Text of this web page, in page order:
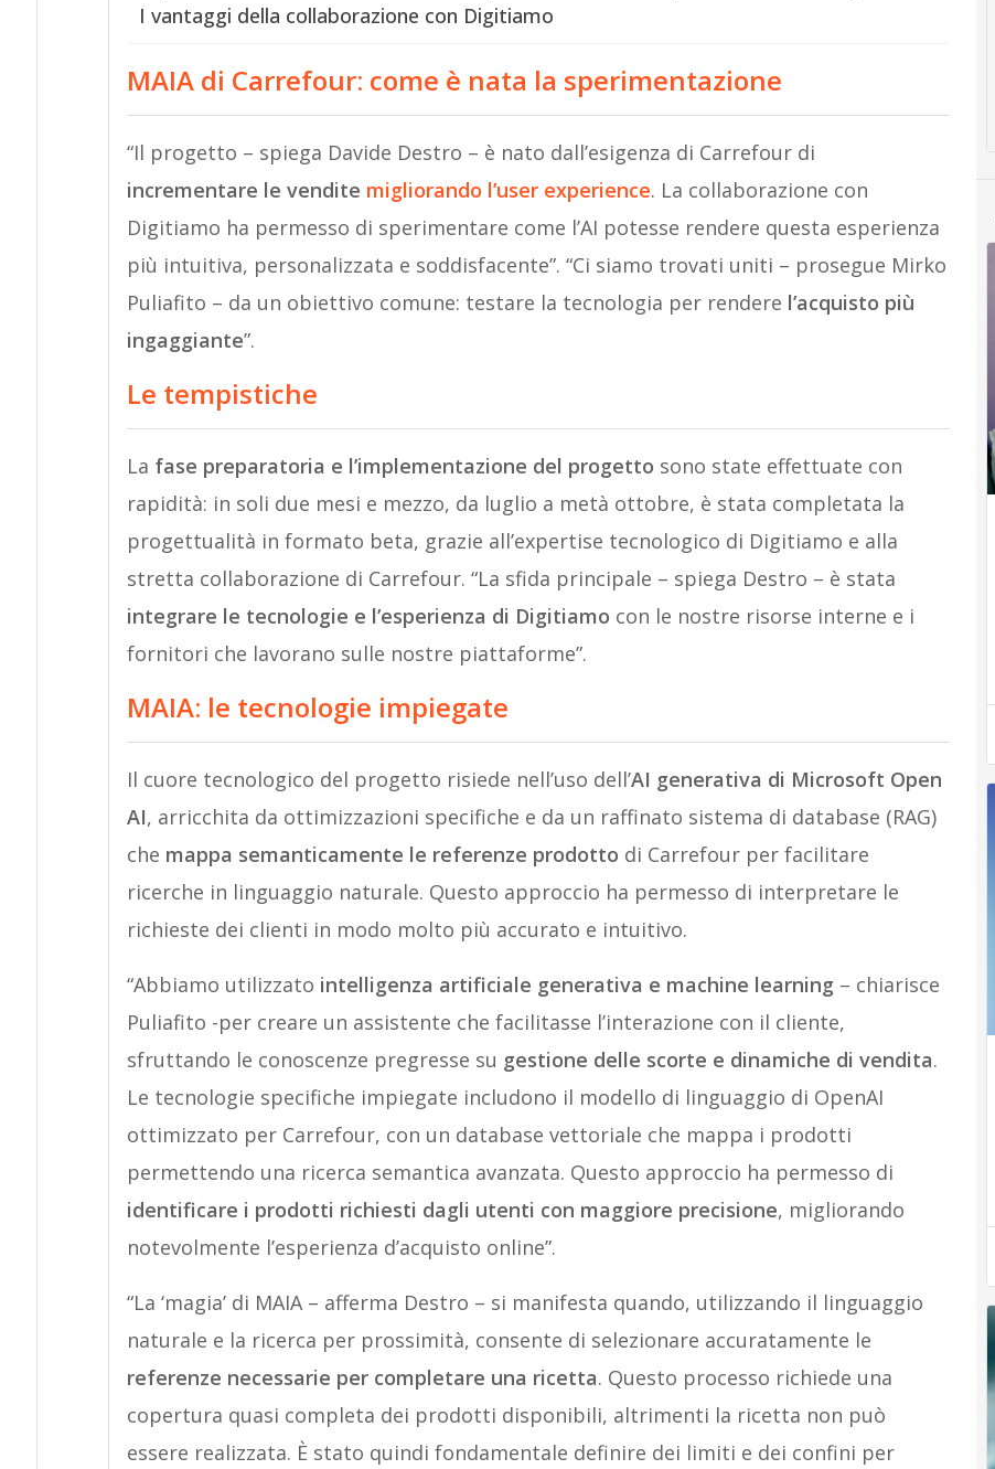
I vantaggi della collaborazione con Digitiamo
MAIA di Carrefour: come è nata la sperimentazione
“Il progetto – spiega Davide Destro – è nato dall’esigenza di Carrefour di
incrementare le vendite migliorando l’user experience. La collaborazione con
Digitiamo ha permesso di sperimentare come l’AI potesse rendere questa esperienza
più intuitiva, personalizzata e soddisfacente”. “Ci siamo trovati uniti – prosegue Mirko
Puliafito – da un obiettivo comune: testare la tecnologia per rendere l’acquisto più
ingaggiante”.
Le tempistiche
La fase preparatoria e l’implementazione del progetto sono state effettuate con
rapidità: in soli due mesi e mezzo, da luglio a metà ottobre, è stata completata la
progettualità in formato beta, grazie all’expertise tecnologico di Digitiamo e alla
stretta collaborazione di Carrefour. “La sfida principale – spiega Destro – è stata
integrare le tecnologie e l’esperienza di Digitiamo con le nostre risorse interne e i
fornitori che lavorano sulle nostre piattaforme”.
MAIA: le tecnologie impiegate
Il cuore tecnologico del progetto risiede nell’uso dell’AI generativa di Microsoft Open
AI, arricchita da ottimizzazioni specifiche e da un raffinato sistema di database (RAG)
che mappa semanticamente le referenze prodotto di Carrefour per facilitare
ricerche in linguaggio naturale. Questo approccio ha permesso di interpretare le
richieste dei clienti in modo molto più accurato e intuitivo.
“Abbiamo utilizzato intelligenza artificiale generativa e machine learning – chiarisce
Puliafito -per creare un assistente che facilitasse l’interazione con il cliente,
sfruttando le conoscenze pregresse su gestione delle scorte e dinamiche di vendita.
Le tecnologie specifiche impiegate includono il modello di linguaggio di OpenAI
ottimizzato per Carrefour, con un database vettoriale che mappa i prodotti
permettendo una ricerca semantica avanzata. Questo approccio ha permesso di
identificare i prodotti richiesti dagli utenti con maggiore precisione, migliorando
notevolmente l’esperienza d’acquisto online”.
“La ‘magia’ di MAIA – afferma Destro – si manifesta quando, utilizzando il linguaggio
naturale e la ricerca per prossimità, consente di selezionare accuratamente le
referenze necessarie per completare una ricetta. Questo processo richiede una
copertura quasi completa dei prodotti disponibili, altrimenti la ricetta non può
essere realizzata. È stato quindi fondamentale definire dei limiti e dei confini per